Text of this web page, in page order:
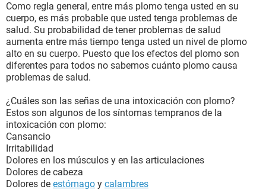
Como regla general, entre más plomo tenga usted en su
cuerpo, es más probable que usted tenga problemas de
salud. Su probabilidad de tener problemas de salud
aumenta entre más tiempo tenga usted un nivel de plomo
alto en su cuerpo. Puesto que los efectos del plomo son
diferentes para todos no sabemos cuánto plomo causa
problemas de salud.
¿Cuáles son las señas de una intoxicación con plomo?
Estos son algunos de los síntomas tempranos de la
intoxicación con plomo:
Cansancio
Irritabilidad
Dolores en los músculos y en las articulaciones
Dolores de cabeza
Dolores de estómago y calambres